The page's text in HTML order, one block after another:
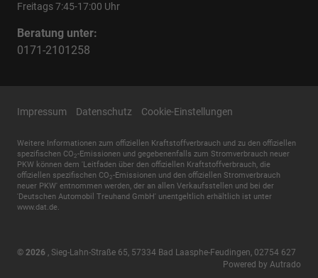
Freitags 7:45-17:00 Uhr
Beratung unter:
0171-2101258
Impressum Datenschutz Cookie-Einstellungen
Weitere Informationen zum offiziellen Kraftstoffverbrauch und zu den offiziellen
spezifischen CO2-Emissionen und gegebenenfalls zum Stromverbrauch neuer
PKW können dem 'Leitfaden über den offiziellen Kraftstoffverbrauch, die
offiziellen spezifischen CO2-Emissionen und den offiziellen Stromverbrauch
neuer PKW' entnommen werden, der an allen Verkaufsstellen und bei der
'Deutschen Automobil Treuhand GmbH' unentgeltlich erhältlich ist unter
www.dat.de.
© 2026 , Sieg-Lahn-Straße 65, 57334 Bad Laasphe-Feudingen, 02754 627
Powered by Autrado